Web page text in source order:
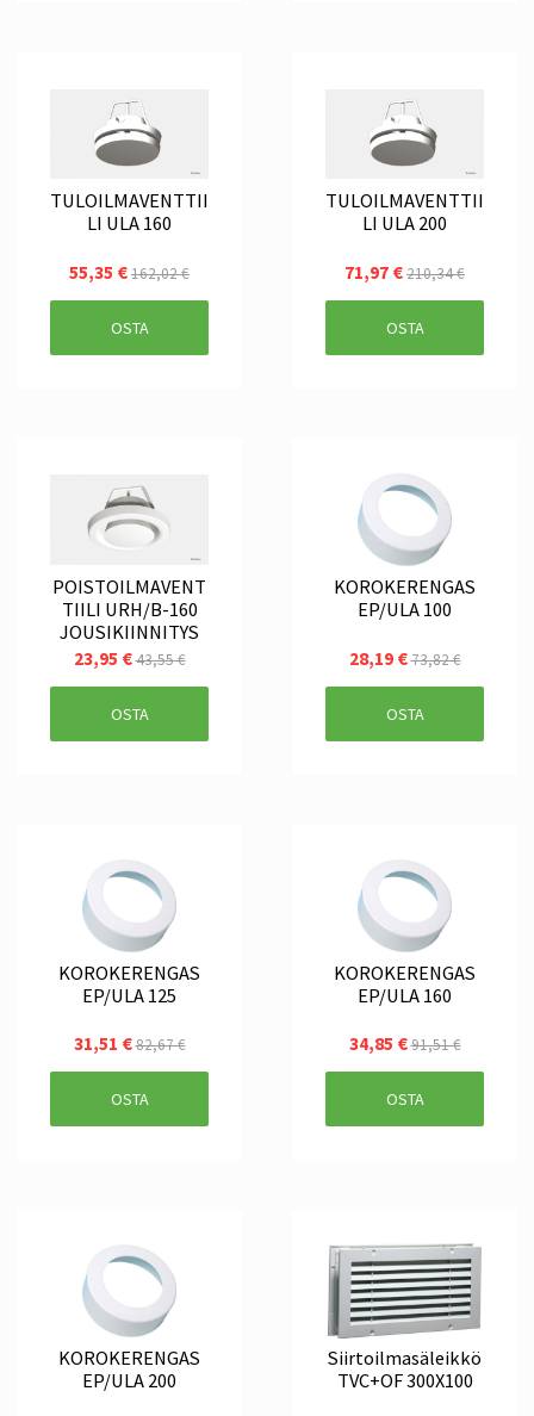
TULOILMAVENTTII
LI ULA 160
55,35 €162,02 €
OSTA
TULOILMAVENTTII
LI ULA 200
71,97 €210,34 €
OSTA
POISTOILMAVENT
TIILI URH/B-160
JOUSIKIINNITYS
23,95 €43,55 €
OSTA
KOROKERENGAS
EP/ULA 100
28,19 €73,82 €
OSTA
KOROKERENGAS
EP/ULA 125
31,51 €82,67 €
OSTA
KOROKERENGAS
EP/ULA 160
34,85 €91,51 €
OSTA
KOROKERENGAS
EP/ULA 200
Siirtoilmasäleikkö
TVC+OF 300X100